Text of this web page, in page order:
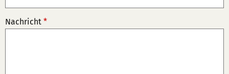
Nachricht *